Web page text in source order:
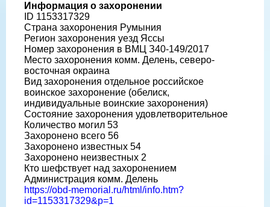
Информация о захоронении
ID 1153317329
Страна захоронения Румыния
Регион захоронения уезд Яссы
Номер захоронения в ВМЦ З40-149/2017
Место захоронения комм. Делень, северо-
восточная окраина
Вид захоронения отдельное российское
воинское захоронение (обелиск,
индивидуальные воинские захоронения)
Состояние захоронения удовлетворительное
Количество могил 53
Захоронено всего 56
Захоронено известных 54
Захоронено неизвестных 2
Кто шефствует над захоронением
Администрация комм. Делень
https://obd-memorial.ru/html/info.htm?
id=1153317329&p=1